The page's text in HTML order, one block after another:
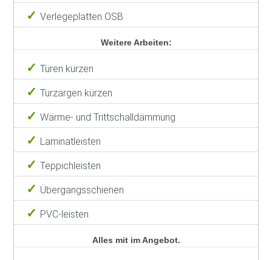
Verlegeplatten OSB
Weitere Arbeiten:
Türen kürzen
Türzargen kürzen
Wärme- und Trittschalldämmung
Laminatleisten
Teppichleisten
Übergangsschienen
PVC-leisten
Alles mit im Angebot.